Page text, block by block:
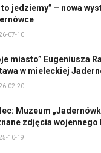
to jedziemy” – nowa
07-10
miasto” Eugeniusza
w mieleckiej
02-20
Muzeum
zdjęcia wojennego
10-19